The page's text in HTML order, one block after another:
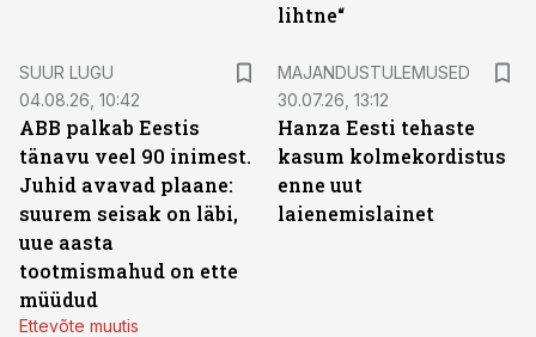
lihtne“
SUUR LUGU
04.08.26, 10:42
ABB palkab Eestis
tänavu veel 90 inimest.
Juhid avavad plaane:
suurem seisak on läbi,
uue aasta
tootmismahud on ette
müüdud
Ettevõte muutis
MAJANDUSTULEMUSED
30.07.26, 13:12
Hanza Eesti tehaste
kasum kolmekordistus
enne uut
laienemislainet